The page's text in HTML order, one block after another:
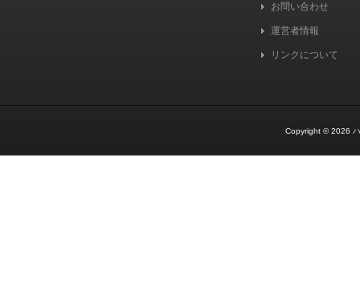
お問い合わせ
運営者情報
リンクについて
Copyright © 2026